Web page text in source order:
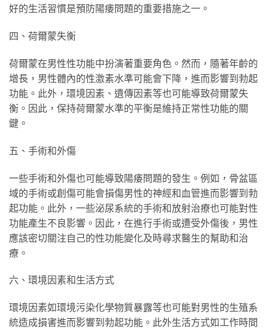
好的生活習慣是預防陽痿問題的重要措施之一。
四、荷爾蒙失衡
荷爾蒙在男性性功能中扮演著重要角色。然而，隨著年齡的
增長，男性體內的性激素水準可能會下降，進而影響到勃起
功能。此外，環境因素、遺傳因素等也可能導致荷爾蒙失
衡。因此，保持荷爾蒙水準的平衡是維持正常性功能的關
鍵。
五、手術和外傷
一些手術和外傷也可能導致陽痿問題的發生。例如，骨盆區
域的手術或創傷可能會損傷男性的神經和血管進而影響到勃
起功能。此外，一些泌尿系統的手術和放射治療也可能對性
功能產生不良影響。因此，在進行手術或遭受外傷後，男性
應該密切關注自己的性功能變化及時尋求醫生的幫助和治
療。
六、環境因素和生活方式
環境因素如環境污染化學物質暴露等也可能對男性的生殖系
統造成損害進而影響到勃起功能。此外生活方式如工作時間